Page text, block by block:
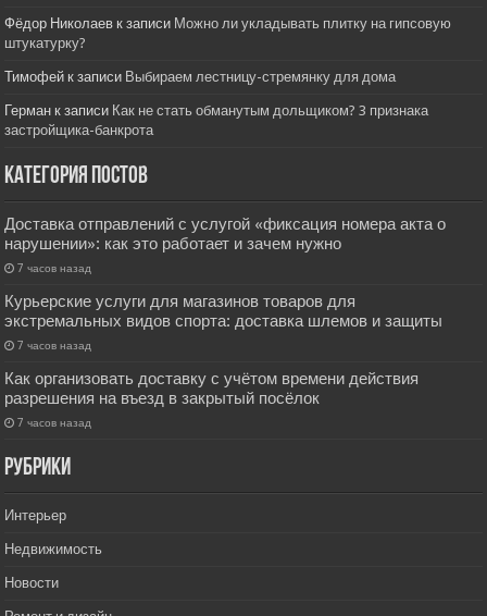
Фёдор Николаев к записи Можно ли укладывать плитку на гипсовую
штукатурку?
Тимофей к записи Выбираем лестницу-стремянку для дома
Герман к записи Как не стать обманутым дольщиком? 3 признака
застройщика-банкрота
Категория постов
Доставка отправлений с услугой «фиксация номера акта о
нарушении»: как это работает и зачем нужно
7 часов назад
Курьерские услуги для магазинов товаров для
экстремальных видов спорта: доставка шлемов и защиты
7 часов назад
Как организовать доставку с учётом времени действия
разрешения на въезд в закрытый посёлок
7 часов назад
РУбрики
Интерьер
Недвижимость
Новости